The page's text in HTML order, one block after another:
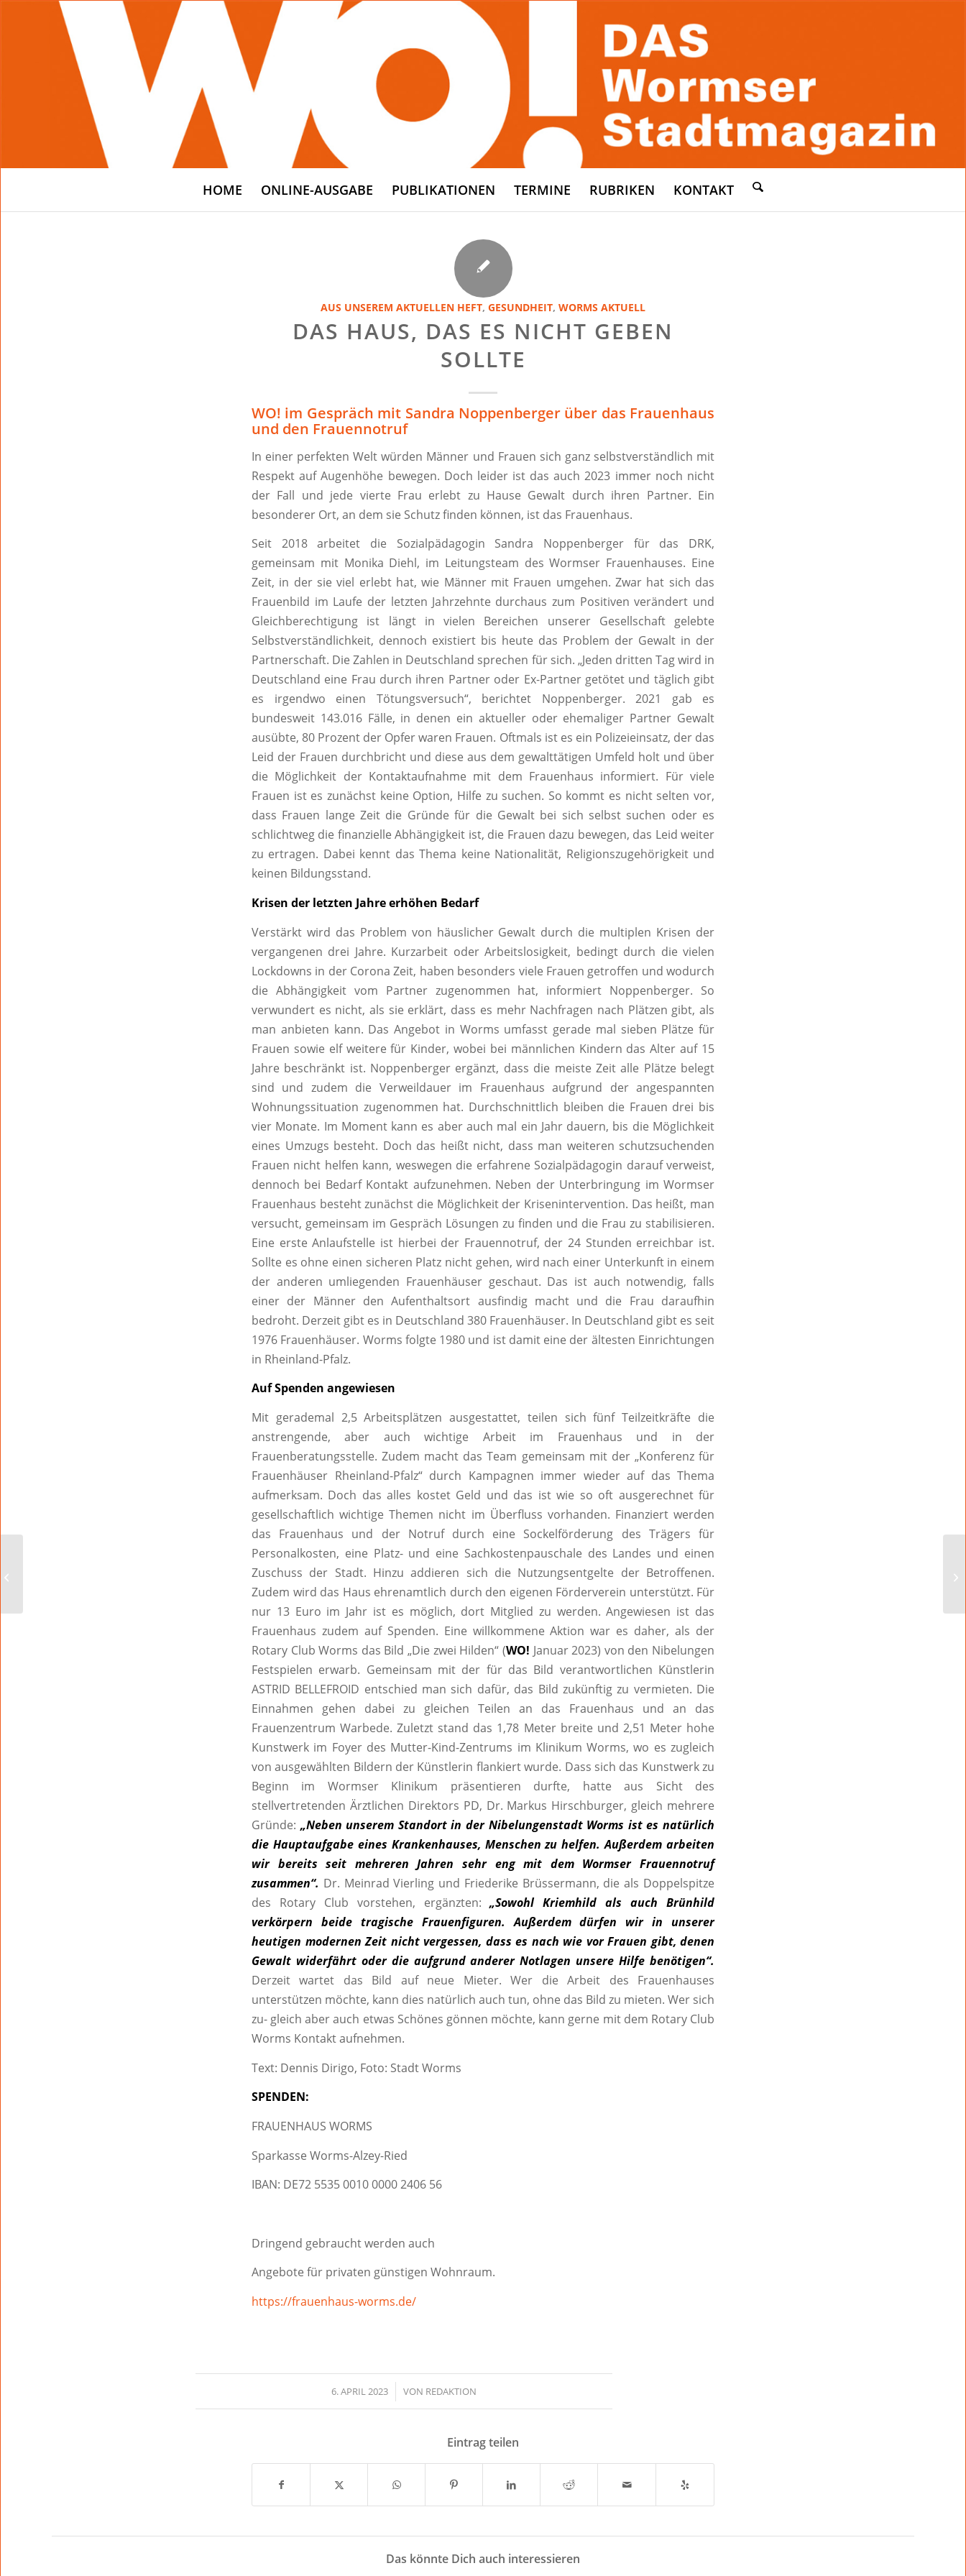
HOME ONLINE-AUSGABE PUBLIKATIONEN TERMINE RUBRIKEN KONTAKT
AUS UNSEREM AKTUELLEN HEFT, GESUNDHEIT, WORMS AKTUELL
DAS HAUS, DAS ES NICHT GEBEN
SOLLTE
WO! im Gespräch mit Sandra Noppenberger über das Frauenhaus
und den Frauennotruf
In einer perfekten Welt würden Männer und Frauen sich ganz selbstverständlich mit
Respekt auf Augenhöhe bewegen. Doch leider ist das auch 2023 immer noch nicht
der Fall und jede vierte Frau erlebt zu Hause Gewalt durch ihren Partner. Ein
besonderer Ort, an dem sie Schutz finden können, ist das Frauenhaus.
Seit 2018 arbeitet die Sozialpädagogin Sandra Noppenberger für das DRK,
gemeinsam mit Monika Diehl, im Leitungsteam des Wormser Frauenhauses. Eine
Zeit, in der sie viel erlebt hat, wie Männer mit Frauen umgehen. Zwar hat sich das
Frauenbild im Laufe der letzten Jahrzehnte durchaus zum Positiven verändert und
Gleichberechtigung ist längt in vielen Bereichen unserer Gesellschaft gelebte
Selbstverständlichkeit, dennoch existiert bis heute das Problem der Gewalt in der
Partnerschaft. Die Zahlen in Deutschland sprechen für sich. „Jeden dritten Tag wird in
Deutschland eine Frau durch ihren Partner oder Ex-Partner getötet und täglich gibt
es irgendwo einen Tötungsversuch“, berichtet Noppenberger. 2021 gab es
bundesweit 143.016 Fälle, in denen ein aktueller oder ehemaliger Partner Gewalt
ausübte, 80 Prozent der Opfer waren Frauen. Oftmals ist es ein Polizeieinsatz, der das
Leid der Frauen durchbricht und diese aus dem gewalttätigen Umfeld holt und über
die Möglichkeit der Kontaktaufnahme mit dem Frauenhaus informiert. Für viele
Frauen ist es zunächst keine Option, Hilfe zu suchen. So kommt es nicht selten vor,
dass Frauen lange Zeit die Gründe für die Gewalt bei sich selbst suchen oder es
schlichtweg die finanzielle Abhängigkeit ist, die Frauen dazu bewegen, das Leid weiter
zu ertragen. Dabei kennt das Thema keine Nationalität, Religionszugehörigkeit und
keinen Bildungsstand.
Krisen der letzten Jahre erhöhen Bedarf
Verstärkt wird das Problem von häuslicher Gewalt durch die multiplen Krisen der
vergangenen drei Jahre. Kurzarbeit oder Arbeitslosigkeit, bedingt durch die vielen
Lockdowns in der Corona Zeit, haben besonders viele Frauen getroffen und wodurch
die Abhängigkeit vom Partner zugenommen hat, informiert Noppenberger. So
verwundert es nicht, als sie erklärt, dass es mehr Nachfragen nach Plätzen gibt, als
man anbieten kann. Das Angebot in Worms umfasst gerade mal sieben Plätze für
Frauen sowie elf weitere für Kinder, wobei bei männlichen Kindern das Alter auf 15
Jahre beschränkt ist. Noppenberger ergänzt, dass die meiste Zeit alle Plätze belegt
sind und zudem die Verweildauer im Frauenhaus aufgrund der angespannten
Wohnungssituation zugenommen hat. Durchschnittlich bleiben die Frauen drei bis
vier Monate. Im Moment kann es aber auch mal ein Jahr dauern, bis die Möglichkeit
eines Umzugs besteht. Doch das heißt nicht, dass man weiteren schutzsuchenden
Frauen nicht helfen kann, weswegen die erfahrene Sozialpädagogin darauf verweist,
dennoch bei Bedarf Kontakt aufzunehmen. Neben der Unterbringung im Wormser
Frauenhaus besteht zunächst die Möglichkeit der Krisenintervention. Das heißt, man
versucht, gemeinsam im Gespräch Lösungen zu finden und die Frau zu stabilisieren.
Eine erste Anlaufstelle ist hierbei der Frauennotruf, der 24 Stunden erreichbar ist.
Sollte es ohne einen sicheren Platz nicht gehen, wird nach einer Unterkunft in einem
der anderen umliegenden Frauenhäuser geschaut. Das ist auch notwendig, falls
einer der Männer den Aufenthaltsort ausfindig macht und die Frau daraufhin
bedroht. Derzeit gibt es in Deutschland 380 Frauenhäuser. In Deutschland gibt es seit
1976 Frauenhäuser. Worms folgte 1980 und ist damit eine der ältesten Einrichtungen
in Rheinland-Pfalz.
Auf Spenden angewiesen
Mit gerademal 2,5 Arbeitsplätzen ausgestattet, teilen sich fünf Teilzeitkräfte die
anstrengende, aber auch wichtige Arbeit im Frauenhaus und in der
Frauenberatungsstelle. Zudem macht das Team gemeinsam mit der „Konferenz für
Frauenhäuser Rheinland-Pfalz“ durch Kampagnen immer wieder auf das Thema
aufmerksam. Doch das alles kostet Geld und das ist wie so oft ausgerechnet für
gesellschaftlich wichtige Themen nicht im Überfluss vorhanden. Finanziert werden
das Frauenhaus und der Notruf durch eine Sockelförderung des Trägers für
Personalkosten, eine Platz- und eine Sachkostenpauschale des Landes und einen
Zuschuss der Stadt. Hinzu addieren sich die Nutzungsentgelte der Betroffenen.
Zudem wird das Haus ehrenamtlich durch den eigenen Förderverein unterstützt. Für
nur 13 Euro im Jahr ist es möglich, dort Mitglied zu werden. Angewiesen ist das
Frauenhaus zudem auf Spenden. Eine willkommene Aktion war es daher, als der
Rotary Club Worms das Bild „Die zwei Hilden“ (WO! Januar 2023) von den Nibelungen
Festspielen erwarb. Gemeinsam mit der für das Bild verantwortlichen Künstlerin
ASTRID BELLEFROID entschied man sich dafür, das Bild zukünftig zu vermieten. Die
Einnahmen gehen dabei zu gleichen Teilen an das Frauenhaus und an das
Frauenzentrum Warbede. Zuletzt stand das 1,78 Meter breite und 2,51 Meter hohe
Kunstwerk im Foyer des Mutter-Kind-Zentrums im Klinikum Worms, wo es zugleich
von ausgewählten Bildern der Künstlerin flankiert wurde. Dass sich das Kunstwerk zu
Beginn im Wormser Klinikum präsentieren durfte, hatte aus Sicht des
stellvertretenden Ärztlichen Direktors PD, Dr. Markus Hirschburger, gleich mehrere
Gründe: „Neben unserem Standort in der Nibelungenstadt Worms ist es natürlich
die Hauptaufgabe eines Krankenhauses, Menschen zu helfen. Außerdem arbeiten
wir bereits seit mehreren Jahren sehr eng mit dem Wormser Frauennotruf
zusammen“. Dr. Meinrad Vierling und Friederike Brüssermann, die als Doppelspitze
des Rotary Club vorstehen, ergänzten:„Sowohl Kriemhild als auch Brünhild
verkörpern beide tragische Frauenfiguren. Außerdem dürfen wir in unserer
heutigen modernen Zeit nicht vergessen, dass es nach wie vor Frauen gibt, denen
Gewalt widerfährt oder die aufgrund anderer Notlagen unsere Hilfe benötigen“.
Derzeit wartet das Bild auf neue Mieter. Wer die Arbeit des Frauenhauses
unterstützen möchte, kann dies natürlich auch tun, ohne das Bild zu mieten. Wer sich
zu- gleich aber auch etwas Schönes gönnen möchte, kann gerne mit dem Rotary Club
Worms Kontakt aufnehmen.
Text: Dennis Dirigo, Foto: Stadt Worms
SPENDEN:
FRAUENHAUS WORMS
Sparkasse Worms-Alzey-Ried
IBAN: DE72 5535 0010 0000 2406 56
Dringend gebraucht werden auch
Angebote für privaten günstigen Wohnraum.
https://frauenhaus-worms.de/
6. APRIL 2023
/ VON REDAKTION
Eintrag teilen
Das könnte Dich auch interessieren